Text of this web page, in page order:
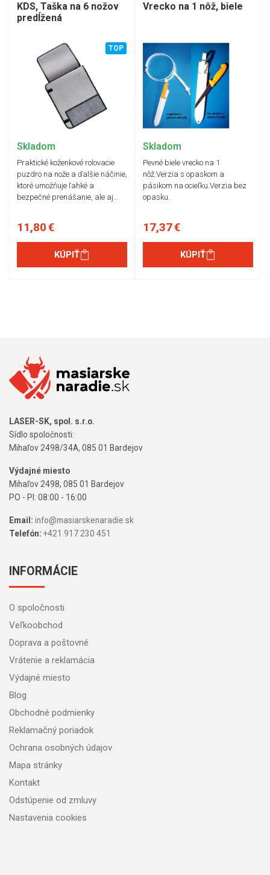
KDS, Taška na 6 nožov
predĺžená
TOP
Skladom
Praktické koženkové rolovacie
puzdro na nože a ďalšie náčinie,
ktoré umožňuje ľahké a
bezpečné prenášanie, ale aj…
11,80 €
KÚPIŤ
Vrecko na 1 nôž, biele
Skladom
Pevné biele vrecko na 1
nôž.Verzia s opaskom a
pásikom na ocieľku.Verzia bez
opasku.
17,37 €
KÚPIŤ
LASER-SK, spol. s.r.o.
Sídlo spoločnosti:
Mihaľov 2498/34A, 085 01 Bardejov
Výdajné miesto
Mihaľov 2498, 085 01 Bardejov
PO - PI: 08:00 - 16:00
Email: info@masiarskenaradie.sk
Telefón: +421 917 230 451
INFORMÁCIE
O spoločnosti
Veľkoobchod
Doprava a poštovné
Vrátenie a reklamácia
Výdajné miesto
Blog
Obchodné podmienky
Reklamačný poriadok
Ochrana osobných údajov
Mapa stránky
Kontakt
Odstúpenie od zmluvy
Nastavenia cookies